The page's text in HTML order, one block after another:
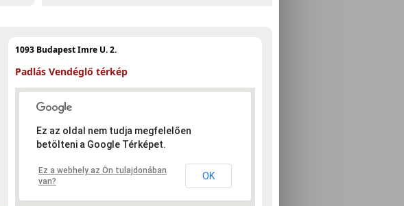
1093 Budapest Imre U. 2.
Padlás Vendéglő térkép
Ez az oldal nem tudja megfelelően
betölteni a Google Térképet.
Ez a webhely az Ön tulajdonában
van?
OK